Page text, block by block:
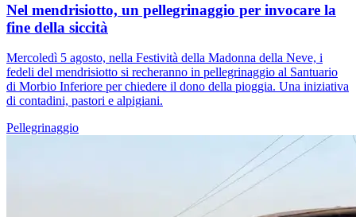
Nel mendrisiotto, un pellegrinaggio per invocare la
fine della siccità
Mercoledì 5 agosto, nella Festività della Madonna della Neve, i
fedeli del mendrisiotto si recheranno in pellegrinaggio al Santuario
di Morbio Inferiore per chiedere il dono della pioggia. Una iniziativa
di contadini, pastori e alpigiani.
Pellegrinaggio